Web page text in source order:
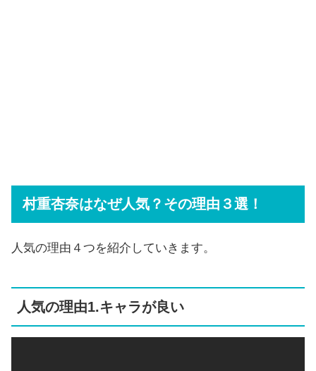
村重杏奈はなぜ人気？その理由３選！
人気の理由４つを紹介していきます。
人気の理由1.キャラが良い